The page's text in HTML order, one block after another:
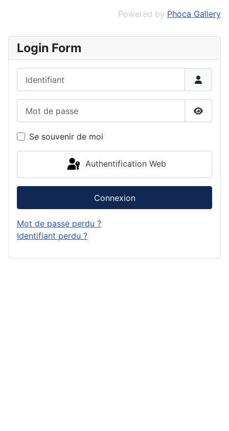
Powered by Phoca Gallery
Login Form
Se souvenir de moi
Authentification Web
Connexion
Mot de passe perdu ?
Identifiant perdu ?